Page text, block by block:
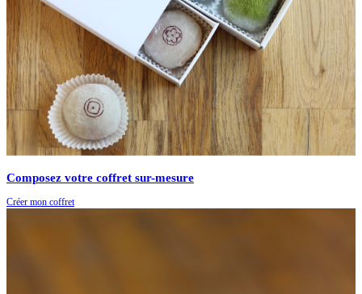
Composez votre coffret sur-mesure
Créer mon coffret